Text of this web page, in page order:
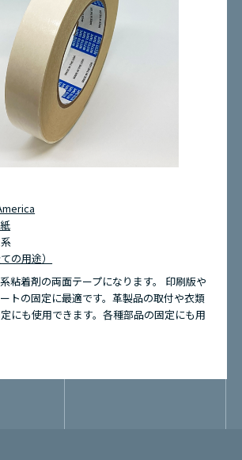
の用途）
粘着剤の両面テープになります。 印刷版や
トの固定に最適です。革製品の取付や衣類
にも使用できます。各種部品の固定にも用